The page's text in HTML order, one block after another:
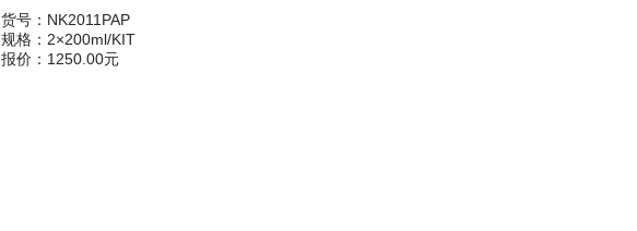
货号：NK2011PAP
规格：2×200ml/KIT
报价：1250.00元